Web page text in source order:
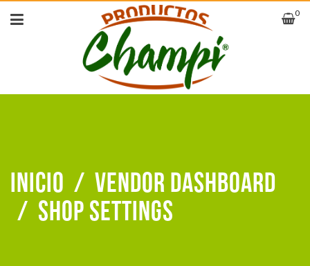
0
Inicio / Vendor Dashboard
/ Shop Settings